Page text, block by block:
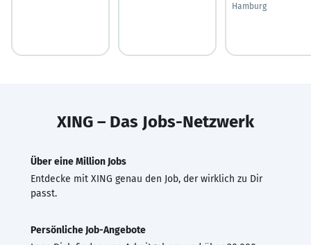
Hamburg
XING – Das Jobs-Netzwerk
Über eine Million Jobs
Entdecke mit XING genau den Job, der wirklich zu Dir
passt.
Persönliche Job-Angebote